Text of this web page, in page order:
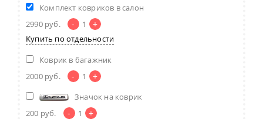
Комплект ковриков в салон
2990 руб. - 1 +
Купить по отдельности
Коврик в багажник
2000 руб. - 1 +
Значок на коврик
200 руб. - 1 +